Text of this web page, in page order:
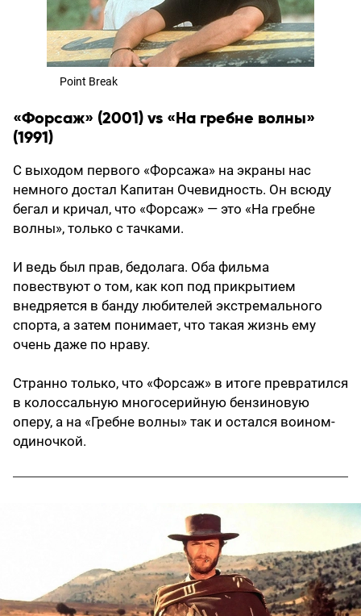
Point Break
«Форсаж» (2001) vs «На гребне волны»
(1991)
С выходом первого «Форсажа» на экраны нас
немного достал Капитан Очевидность. Он всюду
бегал и кричал, что «Форсаж» — это «На гребне
волны», только с тачками.
И ведь был прав, бедолага. Оба фильма
повествуют о том, как коп под прикрытием
внедряется в банду любителей экстремального
спорта, а затем понимает, что такая жизнь ему
очень даже по нраву.
Странно только, что «Форсаж» в итоге превратился
в колоссальную многосерийную бензиновую
оперу, а на «Гребне волны» так и остался воином-
одиночкой.